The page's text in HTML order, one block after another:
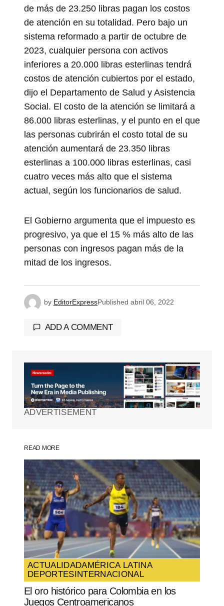
de más de 23.250 libras pagan los costos
de atención en su totalidad. Pero bajo un
sistema reformado a partir de octubre de
2023, cualquier persona con activos
inferiores a 20.000 libras esterlinas tendrá
costos de atención cubiertos por el estado,
dijo el Departamento de Salud y Asistencia
Social. El costo de la atención se limitará a
86.000 libras esterlinas, y el punto en el que
las personas cubrirán el costo total de su
atención aumentará de 23.350 libras
esterlinas a 100.000 libras esterlinas, casi
cuatro veces más alto que el sistema
actual, según los funcionarios de salud.
El Gobierno argumenta que el impuesto es
progresivo, ya que el 15 % más alto de las
personas con ingresos pagan más de la
mitad de los ingresos.
by EditorExpressPublished abril 06, 2022
ADD A COMMENT
Tu dirección de correo electrónico no será
Los campos obligatorios están
marcados con*
Your Name*
Your E-mail*
Guarda mi nombre, correo electrónico y
web en este navegador para la próxima
vez que comente.
SUBMIT COMMENT
ADVERTISEMENT
READ MORE
ACTUALIDADAMÉRICA LATINA
DEPORTESINTERNACIONAL
El oro histórico para Colombia en los
Juegos Centroamericanos